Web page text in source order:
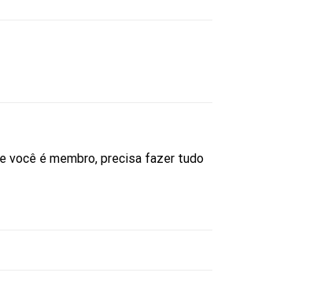
você é membro, precisa fazer tudo